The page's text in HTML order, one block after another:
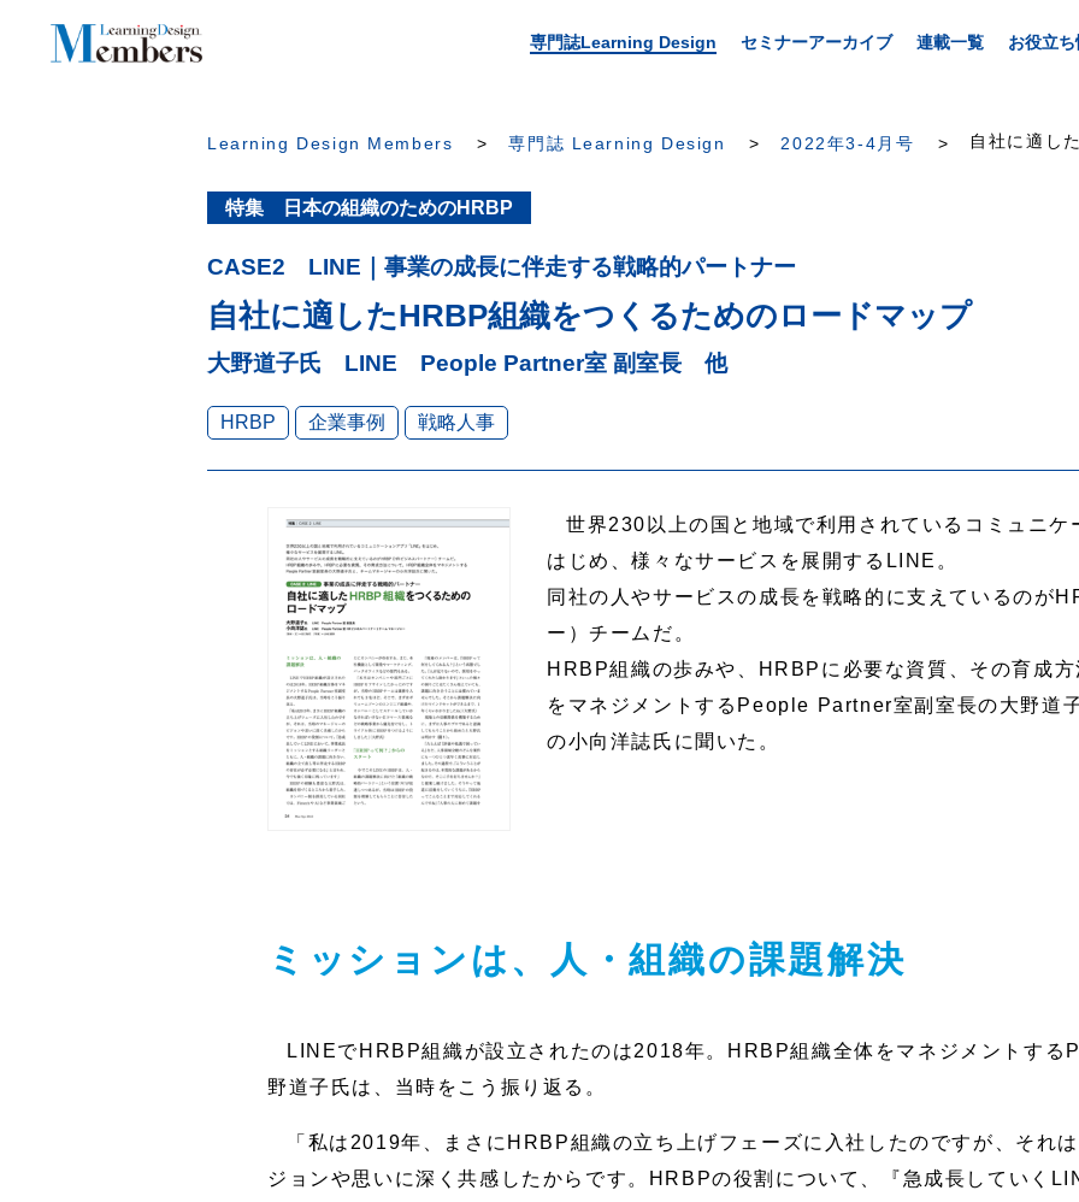
専門誌Learning Design セミナーアーカイブ 連載一覧 お役立
Learning Design Members 専門誌 Learning Design 2022年3-4月号 自社に適し
特集 日本の組織のためのHRBP
CASE2 LINE｜事業の成長に伴走する戦略的パートナー
自社に適したHRBP組織をつくるためのロードマップ
大野道子氏 LINE People Partner室 副室長 他
HRBP 企業事例 戦略人事
世界230以上の国と地域で利用されているコミュニ
はじめ、様々なサービスを展開するLINE。
同社の人やサービスの成長を戦略的に支えているのが
ー）チームだ。
HRBP組織の歩みや、HRBPに必要な資質、その育成
をマネジメントするPeople Partner室副室長の大野道
の小向洋誌氏に聞いた。
ミッションは、人・組織の課題解決
LINEでHRBP組織が設立されたのは2018年。HRBP組織全体をマネジメントす
野道子氏は、当時をこう振り返る。
「私は2019年、まさにHRBP組織の立ち上げフェーズに入社したのですが、それ
ジョンや思いに深く共感したからです。HRBPの役割について、『急成長していく